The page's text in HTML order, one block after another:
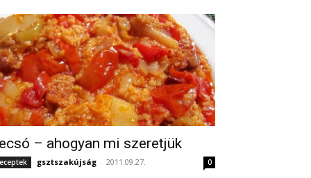
– ahogyan mi szeretjük
gsztszakújság - 2011.09.27. 0